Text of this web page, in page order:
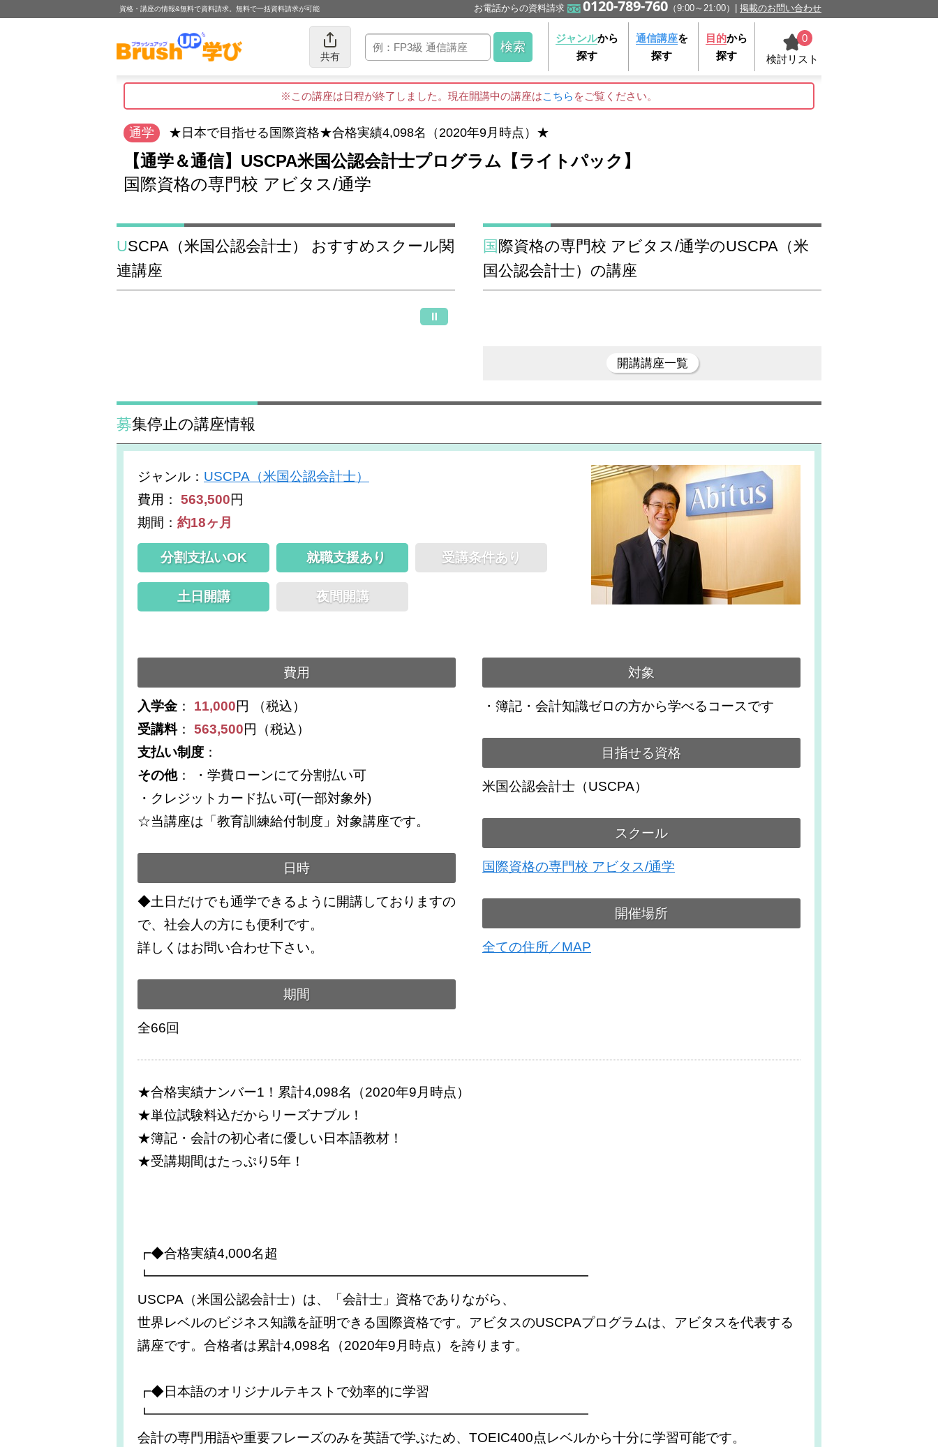
資格・講座の情報&無料で資料請求。無料で一括資料請求が可能 お電話からの資料請求 0120-789-760 （9:00～21:00） 掲載のお問い合わせ
共有
ジャンルから
探す
通信講座を
探す
目的から
探す
0
検討リスト
※この講座は日程が終了しました。現在開講中の講座はこちら をご覧ください。
通学 ★日本で目指せる国際資格★合格実績4,098名（2020年9月時点）★
【通学＆通信】USCPA米国公認会計士プログラム【ライトパック】
国際資格の専門校 アビタス/通学
USCPA（米国公認会計士） おすすめスクール関
連講座
国際資格の専門校 アビタス/通学のUSCPA（米
国公認会計士）の講座
開講講座一覧
募集停止の講座情報
ジャンル ： USCPA（米国公認会計士）
費用： 563,500円
期間： 約18ヶ月
分割支払いOK 就職支援あり 受講条件あり
土日開講 夜間開講
費用
入学金 ： 11,000円 （税込）
受講料： 563,500円（税込）
支払い制度 ：
その他： ・学費ローンにて分割払い可
・クレジットカード払い可(一部対象外)
☆当講座は「教育訓練給付制度」対象講座です。
日時
◆土日だけでも通学できるように開講しておりますの
で、社会人の方にも便利です。
詳しくはお問い合わせ下さい。
期間
全66回
対象
・簿記・会計知識ゼロの方から学べるコースです
目指せる資格
米国公認会計士（USCPA）
スクール
国際資格の専門校 アビタス/通学
開催場所
全ての住所／MAP
★合格実績ナンバー1！累計4,098名（2020年9月時点）
★単位試験料込だからリーズナブル！
★簿記・会計の初心者に優しい日本語教材！
★受講期間はたっぷり5年！
┏◆合格実績4,000名超
┗━━━━━━━━━━━━━━━━━━━━━━━━━━━━━━━━━
USCPA（米国公認会計士）は、「会計士」資格でありながら、
世界レベルのビジネス知識を証明できる国際資格です。アビタスのUSCPAプログラムは、アビタスを代表する
講座です。合格者は累計4,098名（2020年9月時点）を誇ります。
┏◆日本語のオリジナルテキストで効率的に学習
┗━━━━━━━━━━━━━━━━━━━━━━━━━━━━━━━━━
会計の専門用語や重要フレーズのみを英語で学ぶため、TOEIC400点レベルから十分に学習可能です。